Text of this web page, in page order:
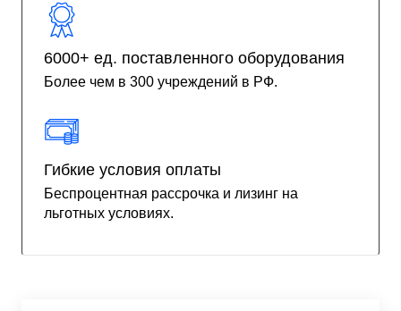
6000+ ед. поставленного оборудования
Более чем в 300 учреждений в РФ.
Гибкие условия оплаты
Беспроцентная рассрочка и лизинг на
льготных условиях.